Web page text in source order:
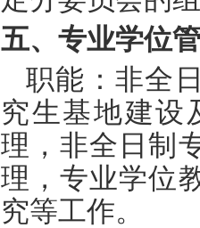
五、专业学位
职能：非全
究生基地建设
理，非全日制
理，专业学位
究等工作。